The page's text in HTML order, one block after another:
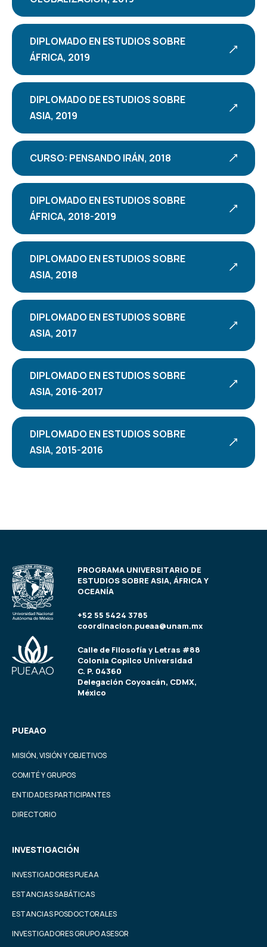
DIPLOMADO EN ESTUDIOS SOBRE
ÁFRICA, 2019
DIPLOMADO DE ESTUDIOS SOBRE
ASIA, 2019
CURSO: PENSANDO IRÁN, 2018
DIPLOMADO EN ESTUDIOS SOBRE
ÁFRICA, 2018-2019
DIPLOMADO EN ESTUDIOS SOBRE
ASIA, 2018
DIPLOMADO EN ESTUDIOS SOBRE
ASIA, 2017
DIPLOMADO EN ESTUDIOS SOBRE
ASIA, 2016-2017
DIPLOMADO EN ESTUDIOS SOBRE
ASIA, 2015-2016
PROGRAMA UNIVERSITARIO DE
ESTUDIOS SOBRE ASIA, ÁFRICA Y
OCEANÍA
+52 55 5424 3785
coordinacion.pueaa@unam.mx
Calle de Filosofía y Letras #88
Colonia Copilco Universidad
C. P. 04360
Delegación Coyoacán, CDMX,
México
PUEAAO
MISIÓN, VISIÓN Y OBJETIVOS
COMITÉ Y GRUPOS
ENTIDADES PARTICIPANTES
DIRECTORIO
INVESTIGACIÓN
INVESTIGADORES PUEAA
ESTANCIAS SABÁTICAS
ESTANCIAS POSDOCTORALES
INVESTIGADORES GRUPO ASESOR